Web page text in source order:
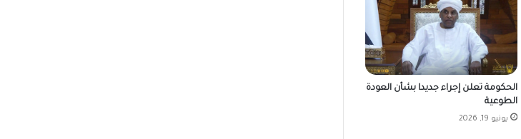
الحكومة تعلن إجراء جديدا بشأن العودة
الطوعية
يونيو 19, 2026